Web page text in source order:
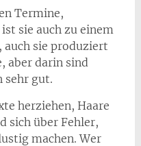
Termine,
sie auch zu einem
auch sie produziert
aber darin sind
sehr gut.
herziehen, Haare
sich über Fehler,
machen. Wer